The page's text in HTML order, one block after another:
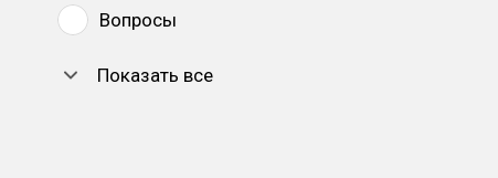
Вопросы
Показать все